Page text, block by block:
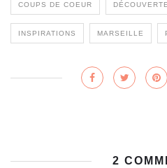
COUPS DE COEUR DÉCOUVERTE
INSPIRATIONS MARSEILLE
2